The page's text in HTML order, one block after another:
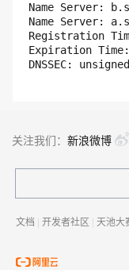
Name Server:
Name Server:
Registration
Expiration
关注我们： 新浪微博
文档 | 开发者社区 | 天池大